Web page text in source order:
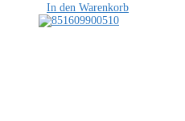
In den Warenkorb